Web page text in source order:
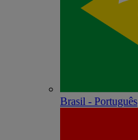
Brasil - Português